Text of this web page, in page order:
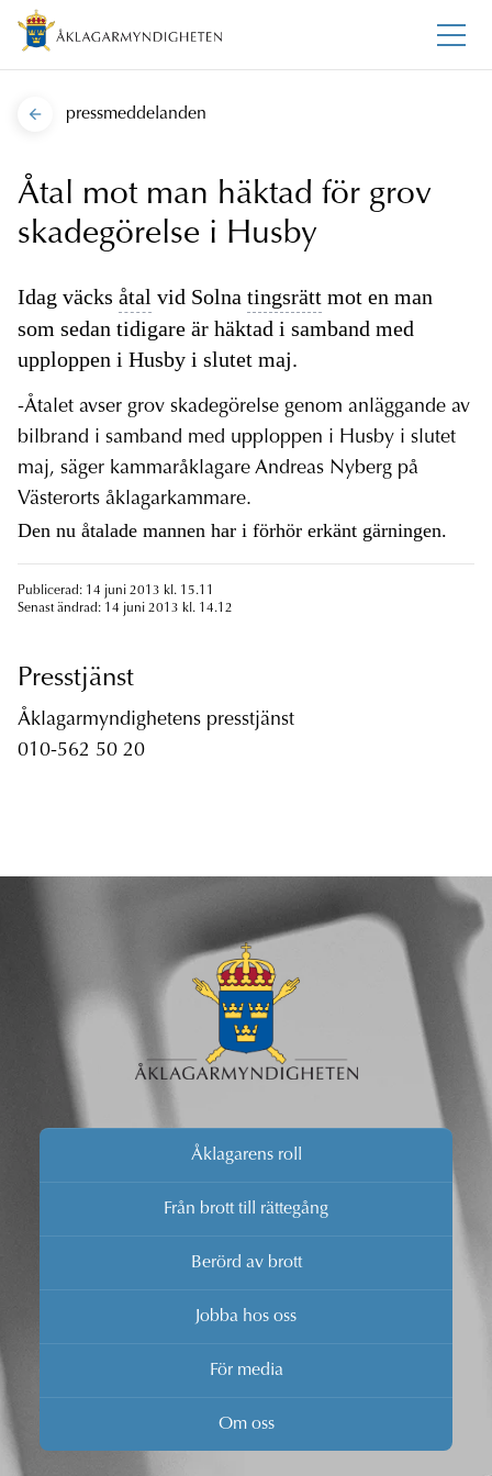
pressmeddelanden
Åtal mot man häktad för grov
skadegörelse i Husby
Idag väcks åtal vid Solna tingsrätt mot en man
som sedan tidigare är häktad i samband med
upploppen i Husby i slutet maj.
-Åtalet avser grov skadegörelse genom anläggande av
bilbrand i samband med upploppen i Husby i slutet
maj, säger kammaråklagare Andreas Nyberg på
Västerorts åklagarkammare.
Den nu åtalade mannen har i förhör erkänt gärningen.
Publicerad: 14 juni 2013 kl. 15.11
Senast ändrad: 14 juni 2013 kl. 14.12
Presstjänst
Åklagarmyndighetens presstjänst
010-562 50 20
Åklagarens roll
Från brott till rättegång
Berörd av brott
Jobba hos oss
För media
Om oss